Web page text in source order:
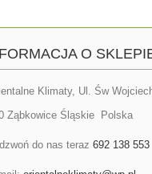
O
Klimaty, Ul. Św
Ząbkowice Śląskie Polska
do nas teraz 692 138 553